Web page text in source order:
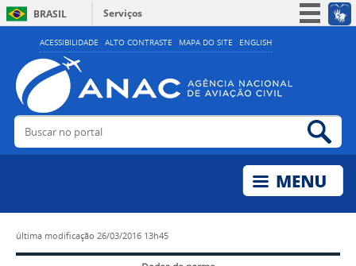
ACESSIBILIDADE ALTO CONTRASTE MAPA DO SITE ENGLISH
BRASIL
Serviços
Simplifique!
Acesso à informação
Legislação
Buscar no portal
última modificação 26/03/2016 13h45